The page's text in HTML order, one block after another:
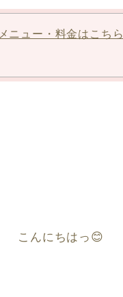
メニュー・料金はこちら
こんにちはっ 😊